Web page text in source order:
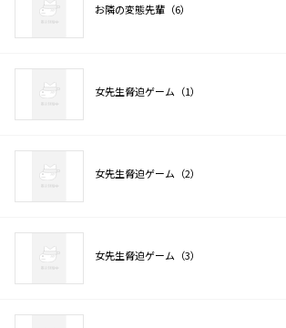
お隣の変態先輩（6）
女先生脅迫ゲーム（1）
女先生脅迫ゲーム（2）
女先生脅迫ゲーム（3）